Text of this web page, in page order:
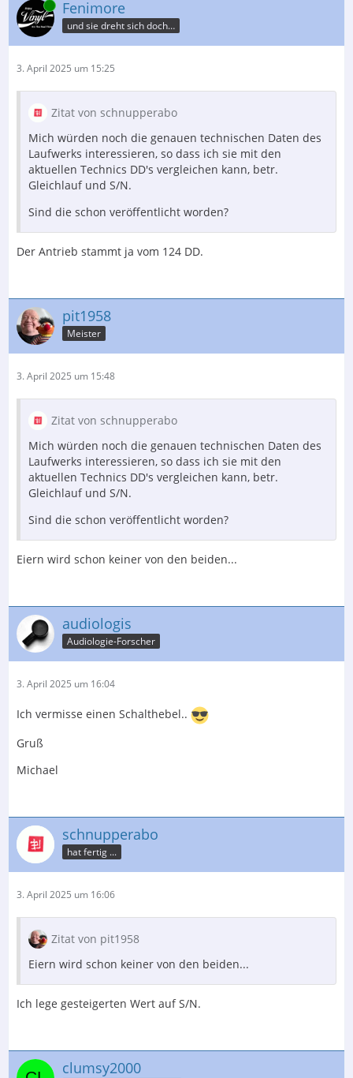
Online Fenimore
und sie dreht sich doch…
3. April 2025 um 15:25
Zitat von schnupperabo
Mich würden noch die genauen technischen Daten des
Laufwerks interessieren, so dass ich sie mit den
aktuellen Technics DD's vergleichen kann, betr.
Gleichlauf und S/N.
Sind die schon veröffentlicht worden?
Der Antrieb stammt ja vom 124 DD.
pit1958
Meister
3. April 2025 um 15:48
Zitat von schnupperabo
Mich würden noch die genauen technischen Daten des
Laufwerks interessieren, so dass ich sie mit den
aktuellen Technics DD's vergleichen kann, betr.
Gleichlauf und S/N.
Sind die schon veröffentlicht worden?
Eiern wird schon keiner von den beiden...
audiologis
Audiologie-Forscher
3. April 2025 um 16:04
Ich vermisse einen Schalthebel..
Gruß
Michael
schnupperabo
hat fertig ...
3. April 2025 um 16:06
Zitat von pit1958
Eiern wird schon keiner von den beiden...
Ich lege gesteigerten Wert auf S/N.
clumsy2000